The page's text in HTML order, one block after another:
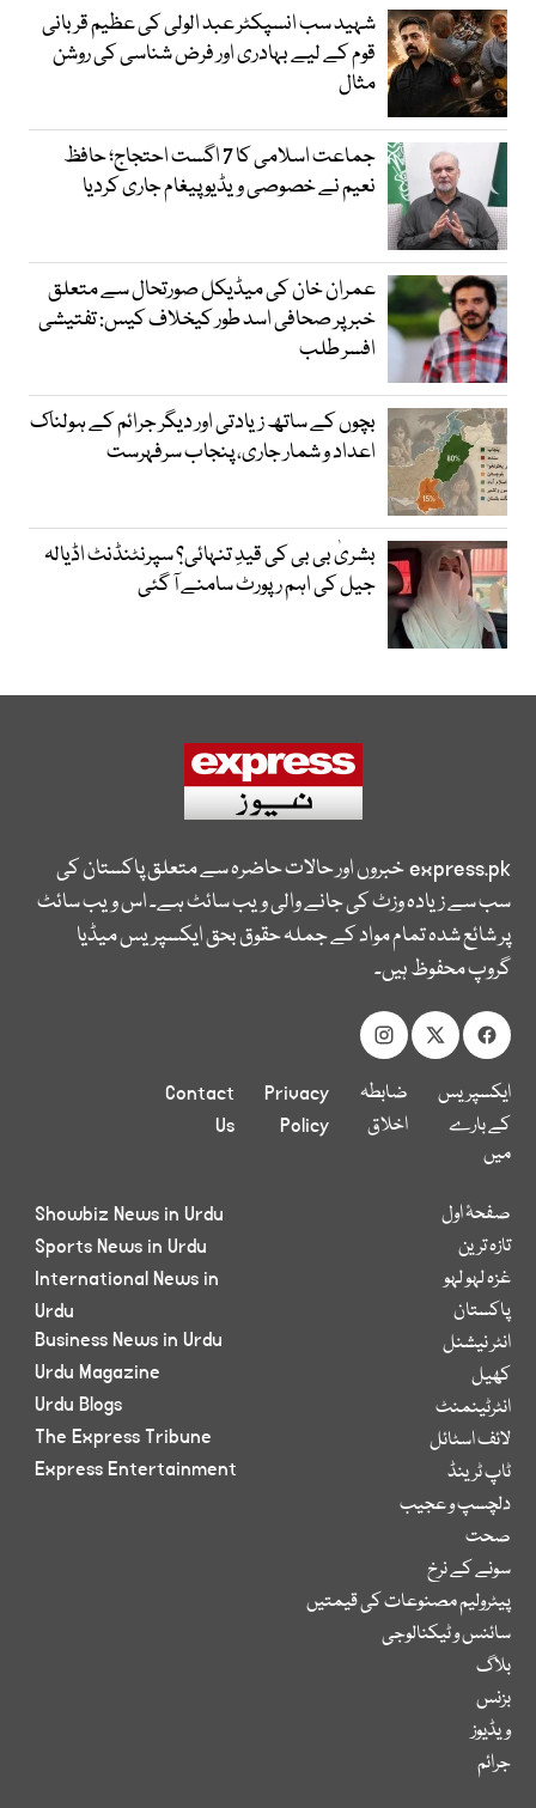
شہید سب انسپکٹر عبد الولی کی عظیم قربانی
قوم کے لیے بہادری اور فرض شناسی کی روشن
مثال
جماعت اسلامی کا 7 اگست احتجاج؛ حافظ
نعیم نے خصوصی ویڈیو پیغام جاری کردیا
عمران خان کی میڈیکل صورتحال سے متعلق
خبر پر صحافی اسد طور کیخلاف کیس: تفتیشی
افسر طلب
بچوں کے ساتھ زیادتی اور دیگر جرائم کے ہولناک
اعداد و شمار جاری، پنجاب سرفہرست
بشریٰ بی بی کی قیدِ تنہائی؟ سپرنٹنڈنٹ اڈیالہ
جیل کی اہم رپورٹ سامنے آ گئی
express.pkخبروں اور حالات حاضرہ سے متعلق پاکستان کی
سب سے زیادہ وزٹ کی جانے والی ویب سائٹ ہے۔ اس ویب سائٹ
پر شائع شدہ تمام مواد کے جملہ حقوق بحق ایکسپریس میڈیا
گروپ محفوظ ہیں۔
ایکسپریس
کے بارے
میں
ضابطہ
اخلاق
Privacy
Policy
Contact
Us
صفحۂ اول
تازہ ترین
غزہ لہو لہو
پاکستان
انٹر نیشنل
کھیل
انٹرٹینمنٹ
لائف اسٹائل
ٹاپ ٹرینڈ
دلچسپ و عجیب
صحت
سونے کے نرخ
پیٹرولیم مصنوعات کی قیمتیں
سائنس و ٹیکنالوجی
بلاگ
بزنس
ویڈیوز
جرائم
Showbiz News in Urdu
Sports News in Urdu
International News in
Urdu
Business News in Urdu
Urdu Magazine
Urdu Blogs
The Express Tribune
Express Entertainment